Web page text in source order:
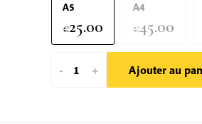
A5
€25.00
A4
€45.00
-
quantité+ Ajouter au